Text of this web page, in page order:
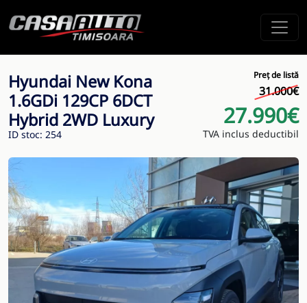
Hyundai New Kona
1.6GDi 129CP 6DCT
Hybrid 2WD Luxury
ID stoc: 254
Preț de listă
31.000€
27.990€
TVA inclus deductibil